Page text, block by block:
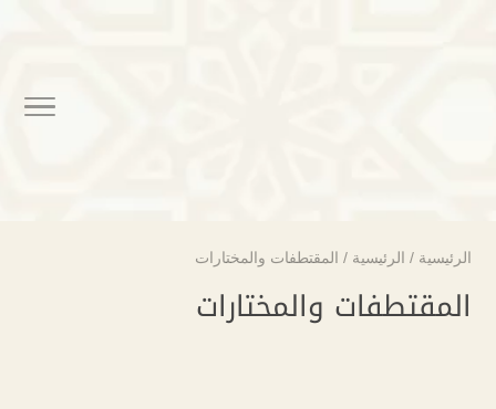
الرئيسية / الرئيسية / المقتطفات والمختارات
المقتطفات والمختارات